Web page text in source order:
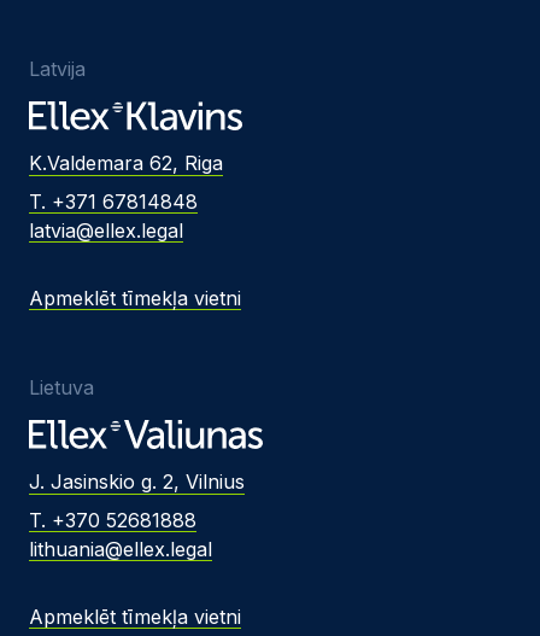
Latvija
K.Valdemara 62, Riga
T. +371 67814848
latvia@ellex.legal
Apmeklēt tīmekļa vietni
Lietuva
J. Jasinskio g. 2, Vilnius
T. +370 52681888
lithuania@ellex.legal
Apmeklēt tīmekļa vietni